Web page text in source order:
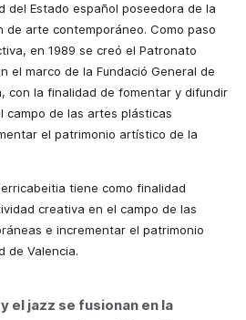
del Estado español poseedora de la
de arte contemporáneo. Como paso
en 1989 se creó el Patronato
el marco de la Fundació General de
con la finalidad de fomentar y difundir
campo de las artes plásticas
el patrimonio artístico de la
tiene como finalidad
creativa en el campo de las
e incrementar el patrimonio
de Valencia.
el jazz se fusionan en la